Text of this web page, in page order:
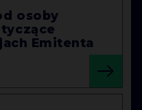
osoby
Emitenta